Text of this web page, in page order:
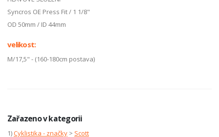
Syncros OE Press Fit / 1 1/8"
OD 50mm / ID 44mm
velikost:
M/17,5" - (160-180cm postava)
Zařazeno v kategorii
1)Cyklistika - značky > Scott